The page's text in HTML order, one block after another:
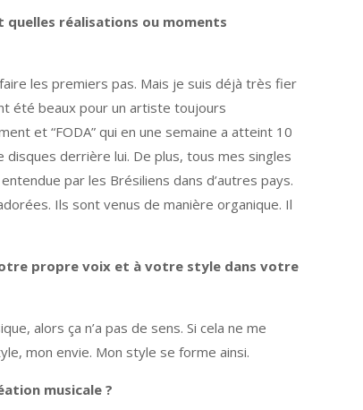
quelles réalisations ou moments
les premiers pas. Mais je suis déjà très fier
été beaux pour un artiste toujours
et “FODA” qui en une semaine a atteint 10
derrière lui. De plus, tous mes singles
par les Brésiliens dans d’autres pays.
Ils sont venus de manière organique. Il
propre voix et à votre style dans votre
alors ça n’a pas de sens. Si cela ne me
mon envie. Mon style se forme ainsi.
musicale ?